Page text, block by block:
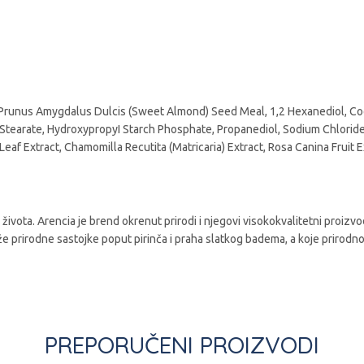
Amygdalus Dulcis (Sweet Almond) Seed Meal, 1,2 Hexanediol,
HydroxypropyI Starch Phosphate, Propanediol, Sodium
Extract, Chamomilla Recutita (Matricaria) Extract, Rosa Canina
Arencia je brend okrenut prirodi i njegovi visokokvalitetni
prirodne sastojke poput pirinča i praha slatkog badema, a koje
PREPORUČENI PROIZVODI